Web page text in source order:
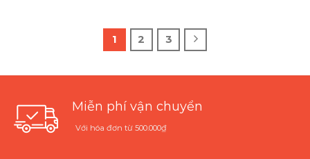
1 2 3
Miễn phí vận chuyển
Với hóa đơn từ 500.000₫